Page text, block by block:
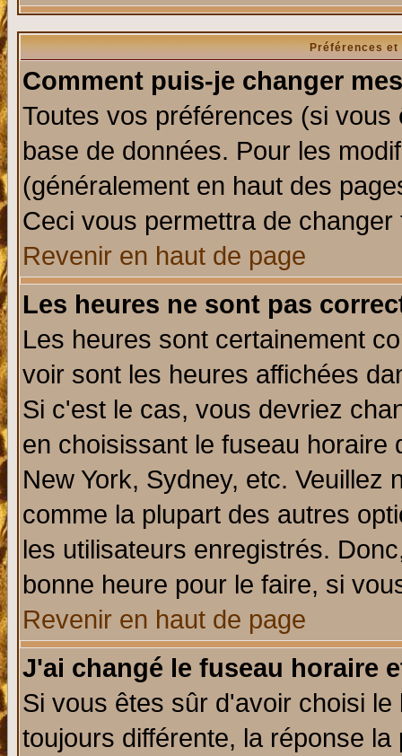
Préférences
Comment puis-je changer
Toutes vos préférences (si
base de données. Pour les
(généralement en haut des
Ceci vous permettra de
Revenir en haut de page
Les heures ne sont pas
Les heures sont certainement
voir sont les heures affichées
Si c'est le cas, vous devriez
en choisissant le fuseau
New York, Sydney, etc. Veuillez
comme la plupart des autres
les utilisateurs enregistrés.
bonne heure pour le faire, si
Revenir en haut de page
J'ai changé le fuseau horaire
Si vous êtes sûr d'avoir choisi
toujours différente, la réponse